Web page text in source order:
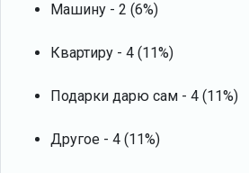
Машину - 2 (6%)
Квартиру - 4 (11%)
Подарки дарю сам - 4 (11%)
Другое - 4 (11%)